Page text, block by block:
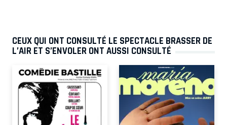
CEUX QUI ONT CONSULTÉ LE SPECTACLE BRASSER DE
L’AIR ET S’ENVOLER ONT AUSSI CONSULTÉ